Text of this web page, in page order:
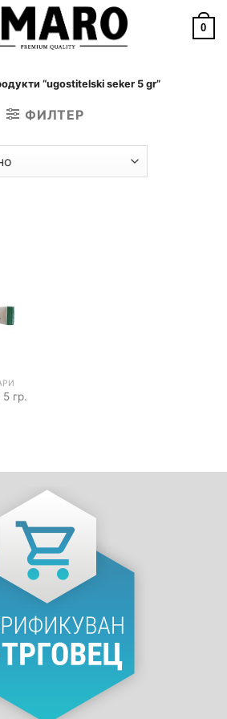
0
“ugostitelski seker 5 gr”
ФИЛТЕР
гр.